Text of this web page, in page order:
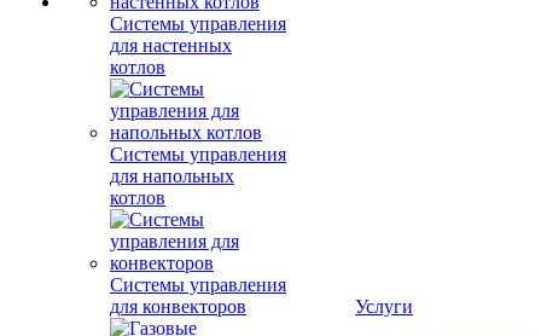
Системы управления
для настенных
котлов
Системы управления
для напольных
котлов
Системы управления
для конвекторов
Услуги